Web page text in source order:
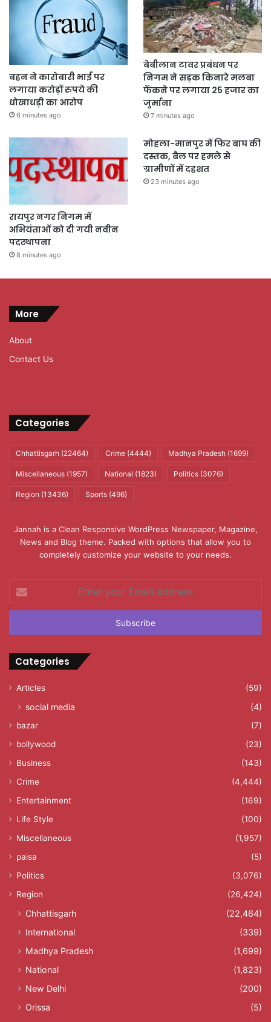
बहन ने कारोबारी भाई पर
लगाया करोड़ों रुपये की
धोखाधड़ी का आरोप
6 minutes ago
बेबीलान टावर प्रबंधन पर
निगम ने सड़क किनारे मलबा
फेंकने पर लगाया 25 हजार का
जुर्माना
7 minutes ago
रायपुर नगर निगम में
अभियंताओं को दी गयी नवीन
पदस्थापना
8 minutes ago
मोहला-मानपुर में फिर बाघ की
दस्तक, बैल पर हमले से
ग्रामीणों में दहशत
23 minutes ago
More
About
Contact Us
Categories
Chhattisgarh (22464) Crime (4444) Madhya Pradesh (1699)
Miscellaneous (1957) National (1823) Politics (3076)
Region (13436) Sports (496)
Jannah is a Clean Responsive WordPress Newspaper, Magazine,
News and Blog theme. Packed with options that allow you to
completely customize your website to your needs.
your
Email
Categories
Articles (59)
social media (4)
bazar
(7)
bollywood
(23)
Business
(143)
Crime
(4,444)
Entertainment
(169)
Life Style
(100)
Miscellaneous
(1,957)
paisa
(5)
Politics
(3,076)
Region
(26,424)
Chhattisgarh
(22,464)
International
(339)
Madhya Pradesh
(1,699)
National
(1,823)
New Delhi
(200)
Orissa
(5)